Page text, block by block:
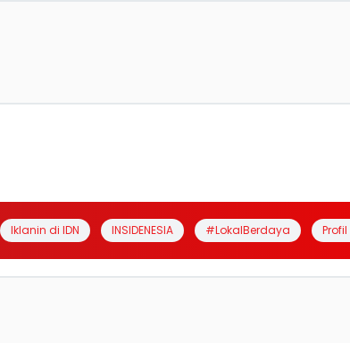
Iklanin di IDN INSIDENESIA #LokalBerdaya